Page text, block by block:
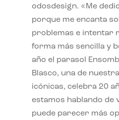
odosdesign. «Me
porque me encanta
problemas e intentar
forma más sencilla y
año el parasol
Blasco, una de
icónicas, celebra 20
estamos hablando de
puede parecer más